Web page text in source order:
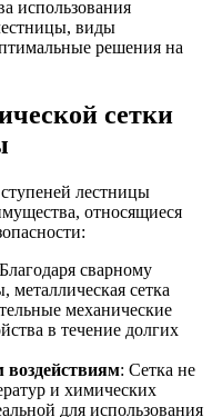
шпилька
Опоры
Ванны и
Фитинги
Фитинги
резьбовые
латунные
Фитинги
резьбовые
использования
виды
решения на
сетки
лестницы
относящиеся
сварному
сетка
механические
в течение долгих
воздействиям: Сетка не
и химических
для использования